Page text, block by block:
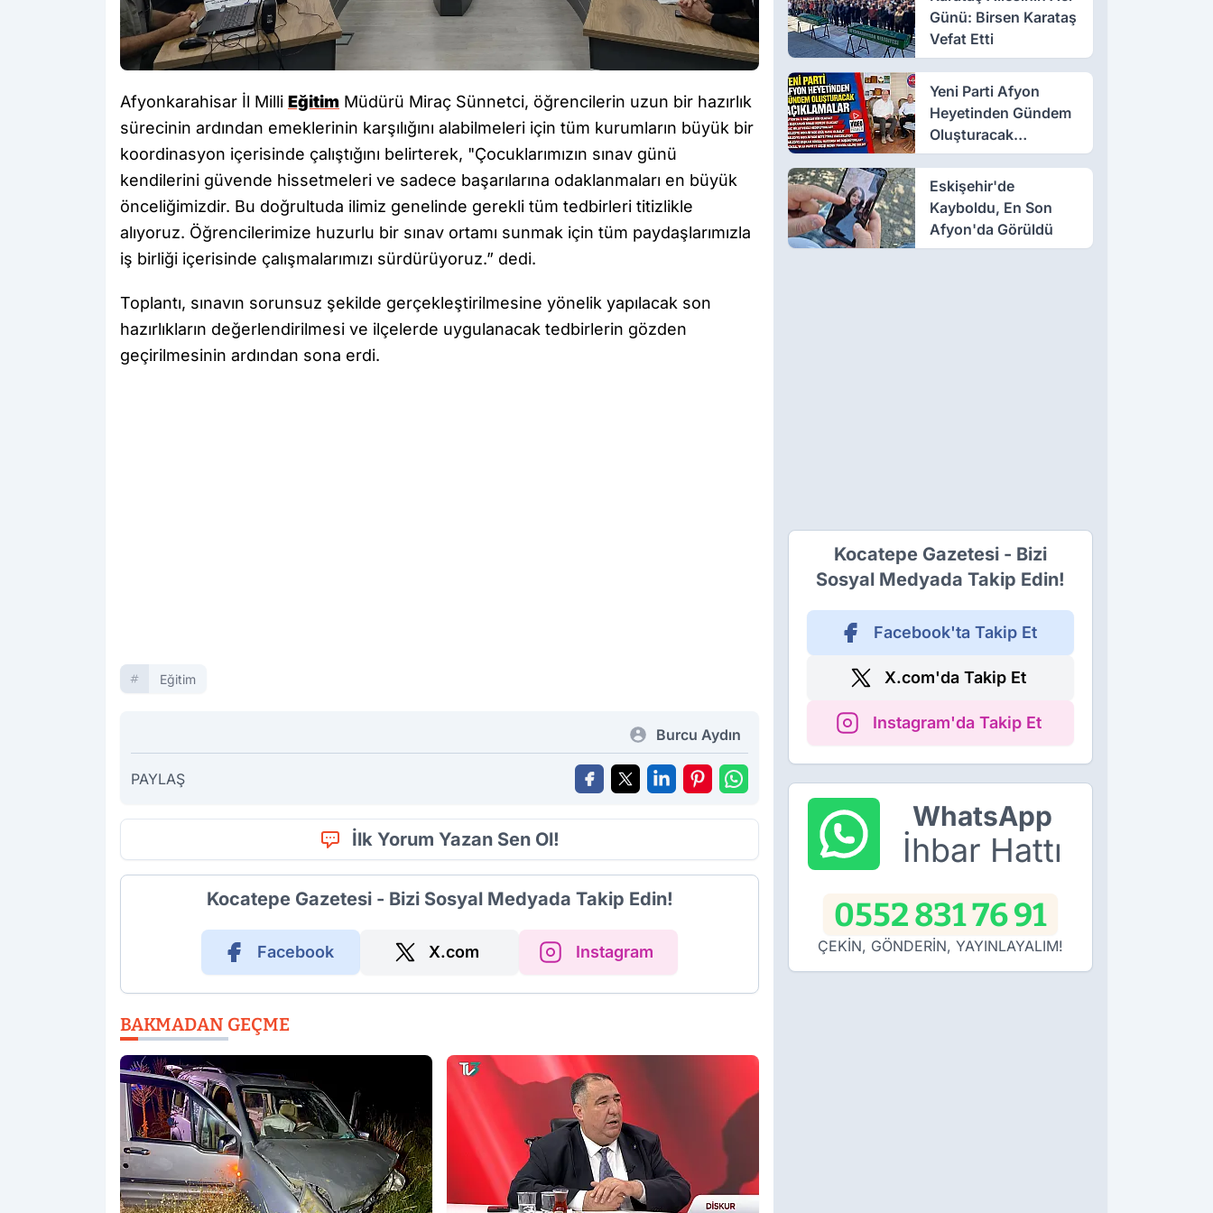
Afyonkarahisar İl Milli Eğitim Müdürü Miraç Sünnetci, öğrencilerin uzun bir hazırlık
sürecinin ardından emeklerinin karşılığını alabilmeleri için tüm kurumların büyük bir
koordinasyon içerisinde çalıştığını belirterek, "Çocuklarımızın sınav günü
kendilerini güvende hissetmeleri ve sadece başarılarına odaklanmaları en büyük
önceliğimizdir. Bu doğrultuda ilimiz genelinde gerekli tüm tedbirleri titizlikle
alıyoruz. Öğrencilerimize huzurlu bir sınav ortamı sunmak için tüm paydaşlarımızla
iş birliği içerisinde çalışmalarımızı sürdürüyoruz.” dedi.
Toplantı, sınavın sorunsuz şekilde gerçekleştirilmesine yönelik yapılacak son
hazırlıkların değerlendirilmesi ve ilçelerde uygulanacak tedbirlerin gözden
geçirilmesinin ardından sona erdi.
Eğitim
Burcu Aydın
PAYLAŞ
İlk Yorum Yazan Sen Ol!
Kocatepe Gazetesi - Bizi Sosyal Medyada Takip Edin!
Facebook X.com Instagram
BAKMADAN GEÇME
Günü: Birsen Karataş
Vefat Etti
Yeni Parti Afyon
Heyetinden Gündem
Oluşturacak
Açıklamalar
Eskişehir'de
Kayboldu, En Son
Afyon'da Görüldü
Kocatepe Gazetesi - Bizi
Sosyal Medyada Takip Edin!
Facebook'ta Takip Et
X.com'da Takip Et
Instagram'da Takip Et
WhatsApp
İhbar Hattı
0552 831 76 91
ÇEKİN, GÖNDERİN, YAYINLAYALIM!